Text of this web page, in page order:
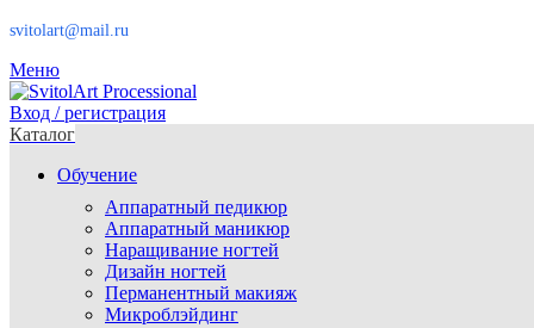
svitolart@mail.ru
Меню
Вход / регистрация
Каталог
Обучение
Аппаратный педикюр
Аппаратный маникюр
Наращивание ногтей
Дизайн ногтей
Перманентный макияж
Микроблэйдинг